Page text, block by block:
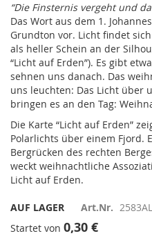
“Die Finsternis vergeht und
Das Wort aus dem 1.
Grundton vor. Licht findet
als heller Schein an der
“Licht auf Erden”). Es gibt
sehnen uns danach. Das
uns leuchten: Das Licht über
bringen es an den Tag:
Die Karte “Licht auf Erden”
Polarlichts über einem Fjord.
Bergrücken des rechten
weckt weihnachtliche
Licht auf Erden.
AUF LAGER Art.Nr.
Startet von 0,30 €